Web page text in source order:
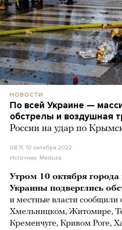
НОВОСТИ
По всей Украине —
обстрелы и воздушная
России на удар по
08:11, 10 октября 2022
Источник: Meduza
Утром 10 октября
Украины подверглись
и местные власти сообщили
Хмельницком, Житомире,
Кременчуге, Кривом Роге,